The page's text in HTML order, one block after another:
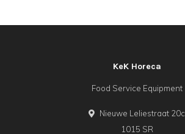
KeK Horeca
Food Service Equipment
Nieuwe Leliestraat 20c
1015 SR